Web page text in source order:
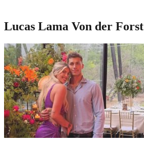
Lucas Lama Von der Forst